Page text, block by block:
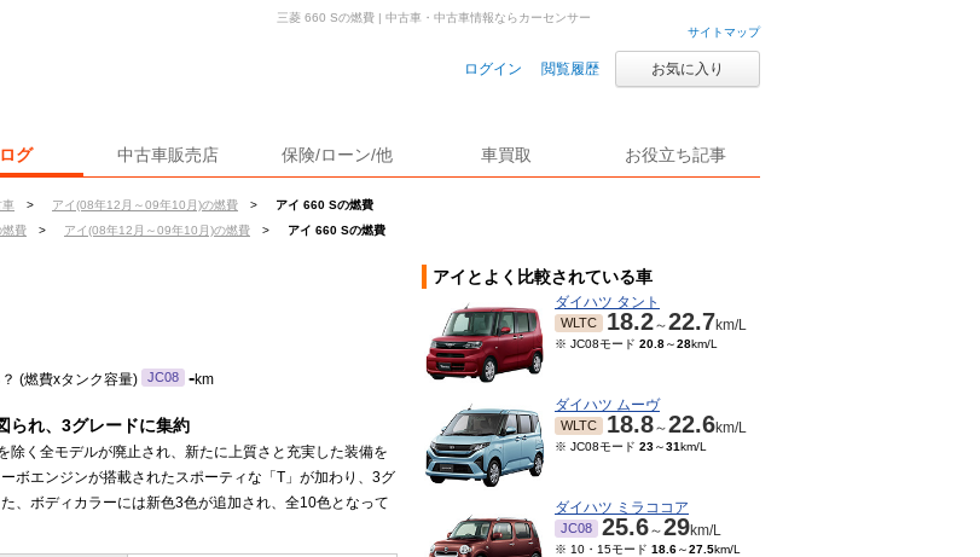
サイトマップ
ログイン 閲覧履歴 お気に入り
グ 中古車販売店 保険/ローン/他 車買取 お役立ち記事
> アイ(08年12月～09年10月)の燃費 >
アイ 660 Sの燃費
燃費 > アイ(08年12月～09年10月)の燃費 > アイ 660 Sの燃費
三菱 660 Sの燃費 | 中古車・中古車情報ならカーセンサー
(燃費xタンク容量) JC08 -km
られ、3グレードに集約
除く全モデルが廃止され、新たに上質さと充実した装備を
ボエンジンが搭載されたスポーティな「T」が加わり、3グ
、ボディカラーには新色3色が追加され、全10色となって
アイとよく比較されている車
ダイハツ タント
WLTC 18.2～22.7km/L
※ JC08モード 20.8～28km/L
ダイハツ ムーヴ
WLTC 18.8～22.6km/L
※ JC08モード 23～31km/L
ダイハツ ミラココア
JC08 25.6～29km/L
※ 10・15モード 18.6～27.5km/L